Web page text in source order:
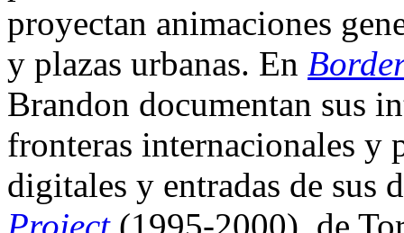
proyectan animaciones
y plazas urbanas. En
Brandon documentan sus
fronteras internacionales y
digitales y entradas de sus